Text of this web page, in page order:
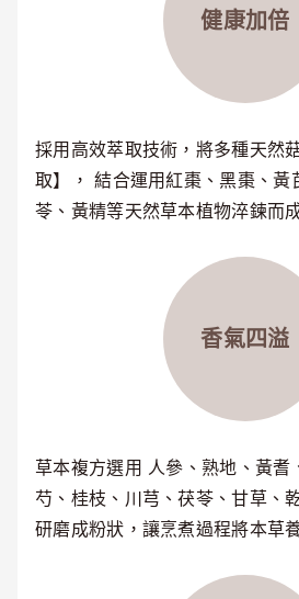
健康加倍
採用高效萃取技術，將多種天然
取】， 結合運用紅棗、黑棗、黃
苓、黃精等天然草本植物淬鍊而
香氣四溢
草本複方選用 人參、熟地、黃耆
芍、桂枝、川芎、茯苓、甘草、
研磨成粉狀，讓烹煮過程將本草